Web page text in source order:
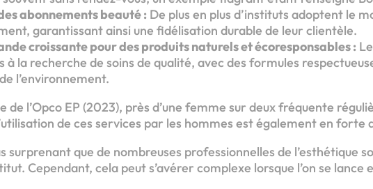
abonnements beauté : De plus en plus d’instituts adoptent le
garantissant ainsi une fidélisation durable de leur clientèle.
croissante pour des produits naturels et écoresponsables :
à la recherche de soins de qualité, avec des formules
l’environnement.
de l’Opco EP (2023), près d’une femme sur deux fréquente
de ces services par les hommes est également en forte
surprenant que de nombreuses professionnelles de l’esthétique
Cependant, cela peut s’avérer complexe lorsque l’on se lance